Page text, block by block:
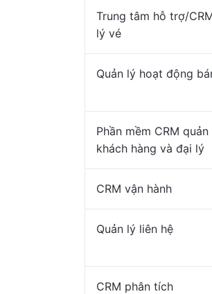
Trung tâm hỗ trợ/
lý vé
Quản lý hoạt động
Phần mềm CRM quản
khách hàng và đại lý
CRM vận hành
Quản lý liên hệ
CRM phân tích